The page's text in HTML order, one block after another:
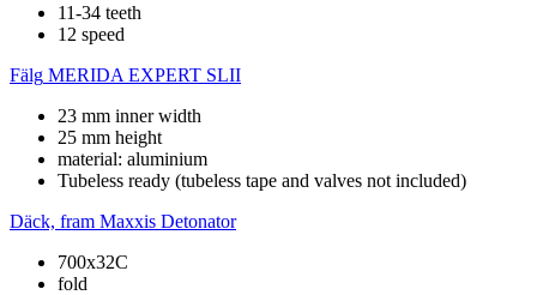
11-34 teeth
12 speed
Fälg MERIDA EXPERT SLII
23 mm inner width
25 mm height
material: aluminium
Tubeless ready (tubeless tape and valves not included)
Däck, fram Maxxis Detonator
700x32C
fold